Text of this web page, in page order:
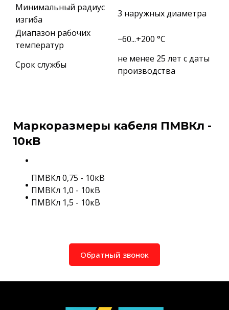
Минимальный радиус
изгиба
3 наружных диаметра
Диапазон рабочих
температур
−60...+200 °C
Срок службы
не менее 25 лет с даты
производства
Маркоразмеры кабеля ПМВКл -
10кВ
ПМВКл 0,75 - 10кВ
ПМВКл 1,0 - 10кВ
ПМВКл 1,5 - 10кВ
Обратный звонок